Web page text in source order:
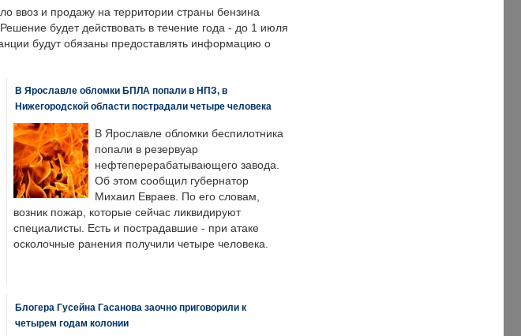
ввоз и продажу на территории страны бензина
будет действовать в течение года - до 1 июля
будут обязаны предоставлять информацию о
В Ярославле обломки БПЛА попали в НПЗ, в
Нижегородской области пострадали четыре человека
В Ярославле обломки беспилотника
попали в резервуар
нефтеперерабатывающего завода.
Об этом сообщил губернатор
Михаил Евраев. По его словам,
возник пожар, которые сейчас ликвидируют
специалисты. Есть и пострадавшие - при атаке
осколочные ранения получили четыре человека.
Блогера Гусейна Гасанова заочно приговорили к
четырем годам колонии